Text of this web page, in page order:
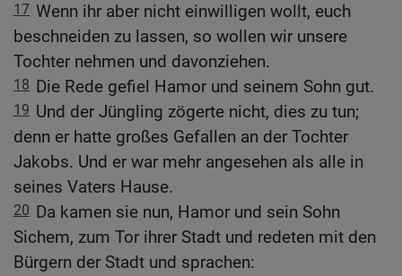
17 Wenn ihr aber nicht einwilligen wollt, euch
beschneiden zu lassen, so wollen wir unsere
Tochter nehmen und davonziehen.
18 Die Rede gefiel Hamor und seinem Sohn gut.
19 Und der Jüngling zögerte nicht, dies zu tun;
denn er hatte großes Gefallen an der Tochter
Jakobs. Und er war mehr angesehen als alle in
seines Vaters Hause.
20 Da kamen sie nun, Hamor und sein Sohn
Sichem, zum Tor ihrer Stadt und redeten mit den
Bürgern der Stadt und sprachen: